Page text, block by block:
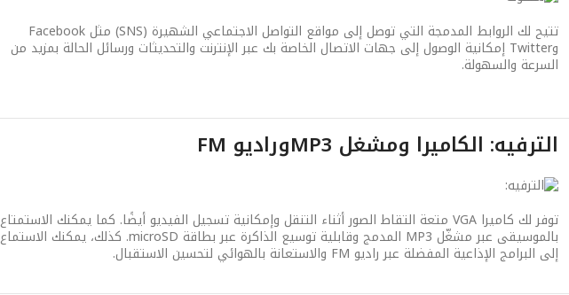
تتيح لك الروابط المدمجة التي توصل إلى مواقع التواصل الاجتماعي الشهيرة (SNS) مثل Facebook
وTwitter إمكانية الوصول إلى جهات الاتصال الخاصة بك عبر الإنترنت والتحديثات ورسائل الحالة بمزيد من
السرعة والسهولة.
الترفيه: الكاميرا ومشغل MP3وراديو FM
توفر لك كاميرا VGA متعة التقاط الصور أثناء التنقل وإمكانية تسجيل الفيديو أيضًا. كما يمكنك الاستمتاع
بالموسيقى عبر مشغّل MP3 المدمج وقابلية توسيع الذاكرة عبر بطاقة microSD. كذلك، يمكنك الاستماع
إلى البرامج الإذاعية المفضلة عبر راديو FM والاستعانة بالهوائي لتحسين الاستقبال.